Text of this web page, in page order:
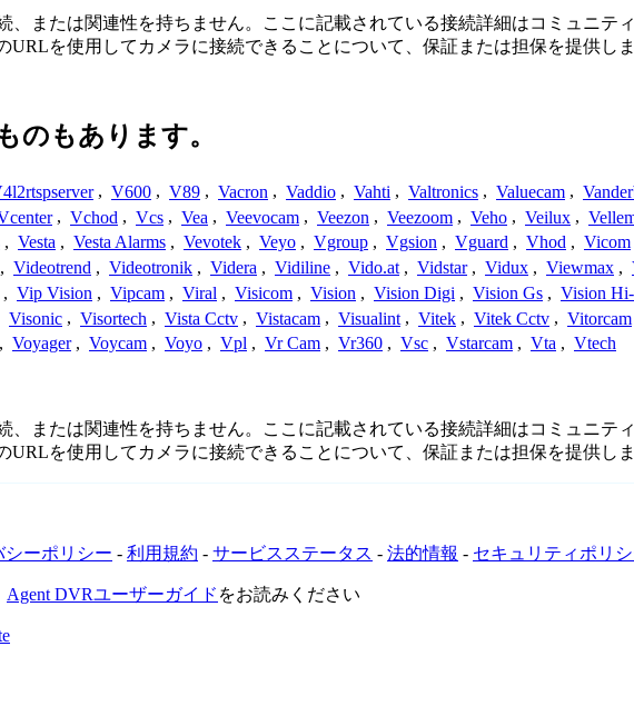
、または関連性を持ちません。ここに記載されている接続詳細はコミュニテ
を使用してカメラに接続できることについて、保証または担保を提供しま
のもあります。
, V600 , V89 , Vacron , Vaddio , Vahti , Valtronics , Valuecam ,
, Vchod , Vcs , Vea , Veevocam , Veezon , Veezoom , Veho , Veilux ,
, Vesta , Vesta Alarms , Vevotek , Veyo , Vgroup , Vgsion , Vguard , Vhod , Vicom
, Videotrend , Videotronik , Videra , Vidiline , Vido.at , Vidstar , Vidux , Viewmax ,
, Vip Vision , Vipcam , Viral , Visicom , Vision , Vision Digi , Vision Gs , Vision
Visonic , Visortech , Vista Cctv , Vistacam , Visualint , Vitek , Vitek Cctv , Vitorcam
, Voyager , Voycam , Voyo , Vpl , Vr Cam , Vr360 , Vsc , Vstarcam , Vta , Vtech
、または関連性を持ちません。ここに記載されている接続詳細はコミュニテ
を使用してカメラに接続できることについて、保証または担保を提供しま
シーポリシー - 利用規約 - サービスステータス - 法的情報 - セキュリティポリ
Agent DVRユーザーガイド をお読みください